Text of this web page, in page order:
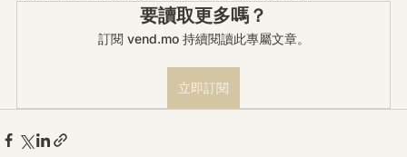
要讀取更多嗎？
訂閱 vend.mo 持續閱讀此專屬文章。
立即訂閱